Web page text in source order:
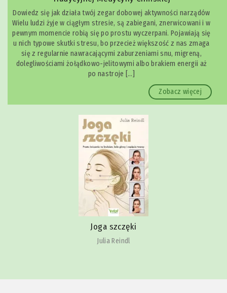
Dowiedz się jak działa twój zegar dobowej aktywności narządów
Wielu ludzi żyje w ciągłym stresie, są zabiegani, znerwicowani i w
pewnym momencie robią się po prostu wyczerpani. Pojawiają się
u nich typowe skutki stresu, bo przecież większość z nas zmaga
się z regularnie nawracającymi zaburzeniami snu, migreną,
dolegliwościami żołądkowo-jelitowymi albo brakiem energii aż
po nastroje […]
Zobacz więcej
Joga szczęki
Julia Reindl